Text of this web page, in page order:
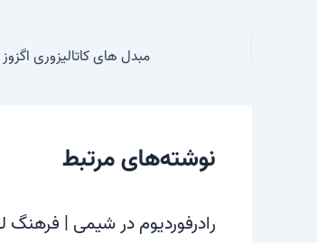
مبدل های کاتالیزوری
نوشته‌های مرتبط
رادرفوردیوم در شیمی |